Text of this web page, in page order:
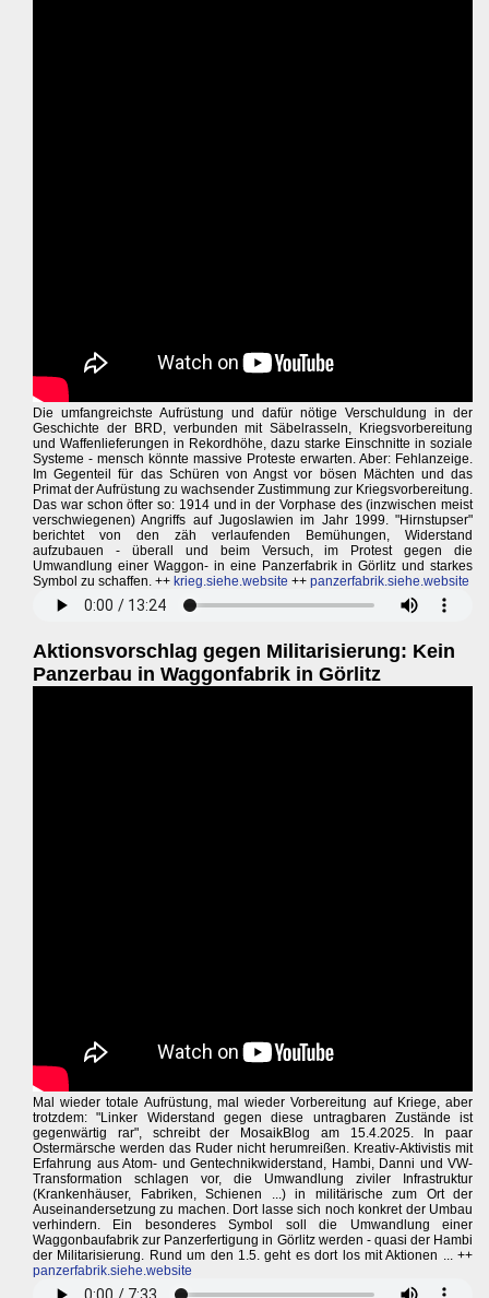
Die umfangreichste Aufrüstung und dafür nötige Verschuldung in der
Geschichte der BRD, verbunden mit Säbelrasseln, Kriegsvorbereitung
und Waffenlieferungen in Rekordhöhe, dazu starke Einschnitte in soziale
Systeme - mensch könnte massive Proteste erwarten. Aber: Fehlanzeige.
Im Gegenteil für das Schüren von Angst vor bösen Mächten und das
Primat der Aufrüstung zu wachsender Zustimmung zur Kriegsvorbereitung.
Das war schon öfter so: 1914 und in der Vorphase des (inzwischen meist
verschwiegenen) Angriffs auf Jugoslawien im Jahr 1999. "Hirnstupser"
berichtet von den zäh verlaufenden Bemühungen, Widerstand
aufzubauen - überall und beim Versuch, im Protest gegen die
Umwandlung einer Waggon- in eine Panzerfabrik in Görlitz und starkes
Symbol zu schaffen. ++ krieg.siehe.website ++ panzerfabrik.siehe.website
Aktionsvorschlag gegen Militarisierung: Kein
Panzerbau in Waggonfabrik in Görlitz
Mal wieder totale Aufrüstung, mal wieder Vorbereitung auf Kriege, aber
trotzdem: "Linker Widerstand gegen diese untragbaren Zustände ist
gegenwärtig rar", schreibt der MosaikBlog am 15.4.2025. In paar
Ostermärsche werden das Ruder nicht herumreißen. Kreativ-Aktivistis mit
Erfahrung aus Atom- und Gentechnikwiderstand, Hambi, Danni und VW-
Transformation schlagen vor, die Umwandlung ziviler Infrastruktur
(Krankenhäuser, Fabriken, Schienen ...) in militärische zum Ort der
Auseinandersetzung zu machen. Dort lasse sich noch konkret der Umbau
verhindern. Ein besonderes Symbol soll die Umwandlung einer
Waggonbaufabrik zur Panzerfertigung in Görlitz werden - quasi der Hambi
der Militarisierung. Rund um den 1.5. geht es dort los mit Aktionen ... ++
panzerfabrik.siehe.website